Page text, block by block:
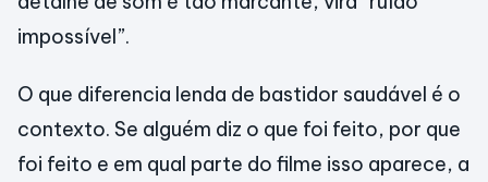
impossível”.
O que diferencia lenda de bastidor saudável é o
contexto. Se alguém diz o que foi feito, por que
foi feito e em qual parte do filme isso aparece, a